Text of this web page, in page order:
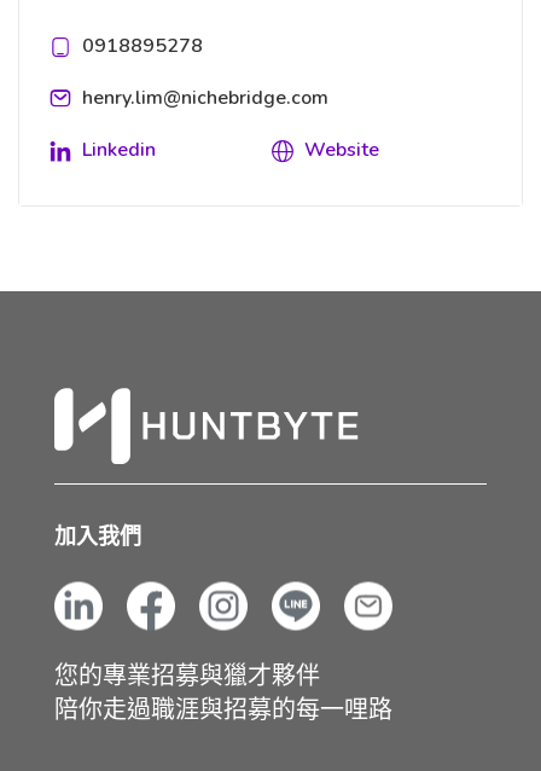
0918895278
henry.lim@nichebridge.com
Linkedin
Website
加入我們
您的專業招募與獵才夥伴
陪你走過職涯與招募的每一哩路